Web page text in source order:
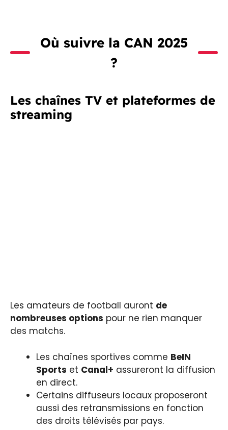
Où suivre la CAN 2025
?
Les chaînes TV et plateformes de
streaming
Les amateurs de football auront de
nombreuses options pour ne rien manquer
des matchs.
Les chaînes sportives comme BeIN
Sports et Canal+ assureront la diffusion
en direct.
Certains diffuseurs locaux proposeront
aussi des retransmissions en fonction
des droits télévisés par pays.